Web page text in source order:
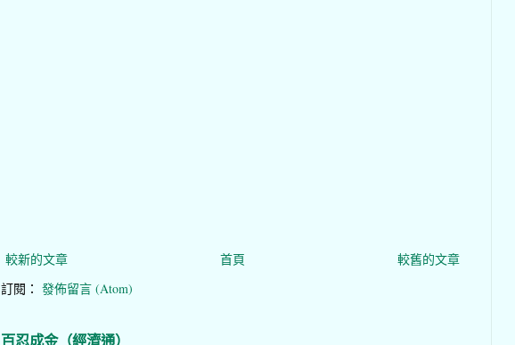
較新的文章 較舊的文章
首頁
訂閱： 發佈留言 (Atom)